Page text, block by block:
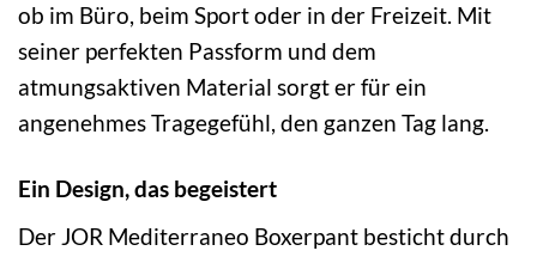
ob im Büro, beim Sport oder in der Freizeit. Mit
seiner perfekten Passform und dem
atmungsaktiven Material sorgt er für ein
angenehmes Tragegefühl, den ganzen Tag lang.
Ein Design, das begeistert
Der JOR Mediterraneo Boxerpant besticht durch